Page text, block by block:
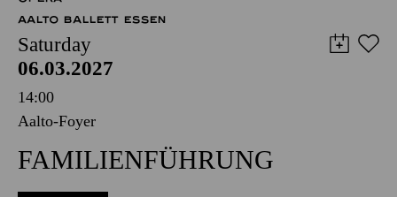
AALTO BALLETT ESSEN
Saturday
06.03.2027
14:00
Aalto-Foyer
FAMILIENFÜHRUNG